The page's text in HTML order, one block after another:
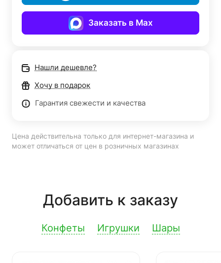
Заказать в Max
Нашли дешевле?
Хочу в подарок
Гарантия свежести и качества
Цена действительна только для интернет-магазина и
может отличаться от цен в розничных магазинах
Добавить к заказу
Конфеты Игрушки Шары